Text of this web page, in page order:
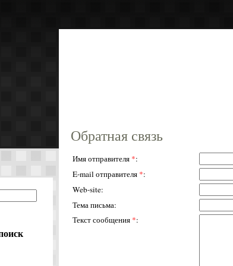
Обратная связь
Имя отправителя *:
E-mail отправителя *:
Web-site:
Тема письма:
Текст сообщения *: